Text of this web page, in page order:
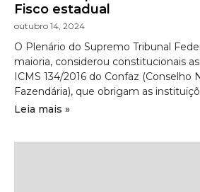
Fisco estadual
outubro 14, 2024
O Plenário do Supremo Tribunal
maioria, considerou constitucionais
ICMS 134/2016 do Confaz (Conselho
Fazendária), que obrigam as
Leia mais »